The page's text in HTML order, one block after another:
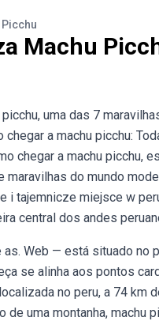
Machu
uma das 7
chegar a machu picchu:
chegar a machu picchu,
maravilhas do mundo
i tajemnicze miejsce w
central dos andes
Web — está situado no
se alinha aos pontos
no peru, a 74 km
uma montanha, machu